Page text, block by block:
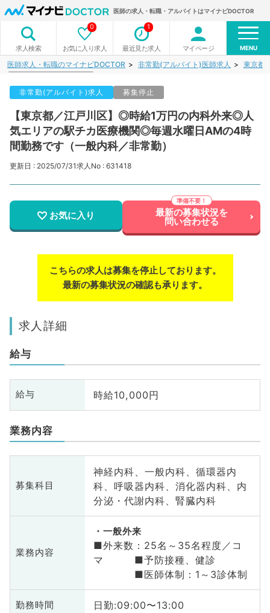
医師の求人・転職・アルバイトはマイナビDOCTOR
求人検索 お気に入り求人
0
最近見た求人
1
マイページ MENU
医師求人・転職のマイナビDOCTOR 非常勤(アルバイト)医師求人 東京都
非常勤(アルバイト)求人 募集停止
【東京都／江戸川区】◎時給1万円の内科外来◎人
気エリアの駅チカ医療機関◎毎週水曜日AMの4時
間勤務です（一般内科／非常勤）
更新日 : 2025/07/31求人No : 631418
お気に入り 最新の募集状況を
問い合わせる
こちらの求人は募集を停止しております。
最新の募集状況の確認も承ります。
求人詳細
給与
給与 時給10,000円
業務内容
募集科目
神経内科、一般内科、循環器内
科、呼吸器内科、消化器内科、内
分泌・代謝内科、腎臓内科
業務内容
一般外来
■外来数：25名～35名程度／コ
マ ■予防接種、健診
■医師体制：1～3診体制
勤務時間 日勤:09:00〜13:00